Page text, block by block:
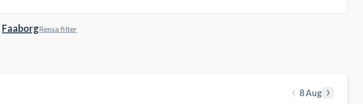
FaaborgRensa filter
‹ 8 Aug ›